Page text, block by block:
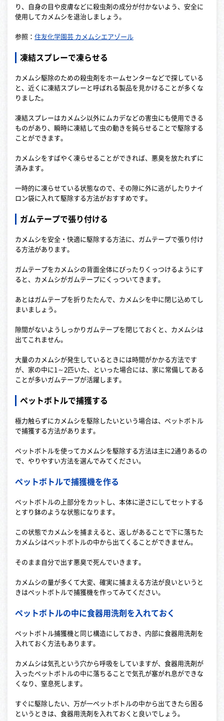
り、自身の目や皮膚などに殺虫剤の成分が付かないよう、安全に
使用してカメムシを退治しましょう。
参照： 住友化学園芸 カメムシエアゾール
凍結スプレーで凍らせる
カメムシ駆除のための殺虫剤をホームセンターなどで探している
と、近くに凍結スプレーと呼ばれる製品を見かけることが多くな
りました。
凍結スプレーはカメムシ以外にムカデなどの害虫にも使用できる
ものがあり、瞬時に凍結して虫の動きを鈍らせることで駆除する
ことができます。
カメムシをすばやく凍らせることができれば、悪臭を放たれずに
済みます。
一時的に凍らせている状態なので、その隙に外に逃がしたりナイ
ロン袋に入れて駆除する方法がおすすめです。
ガムテープで張り付ける
カメムシを安全・快適に駆除する方法に、ガムテープで張り付け
る方法があります。
ガムテープをカメムシの背面全体にぴったりくっつけるようにす
ると、カメムシがガムテープにくっついてきます。
あとはガムテープを折りたたんで、カメムシを中に閉じ込めてし
まいましょう。
隙間がないようしっかりガムテープを閉じておくと、カメムシは
出てこれません。
大量のカメムシが発生しているときには時間がかかる方法です
が、家の中に1～2匹いた、といった場合には、家に常備してある
ことが多いガムテープが活躍します。
ペットボトルで捕獲する
極力触らずにカメムシを駆除したいという場合は、ペットボトル
で捕獲する方法があります。
ペットボトルを使ってカメムシを駆除する方法は主に2通りあるの
で、やりやすい方法を選んでみてください。
ペットボトルで捕獲機を作る
ペットボトルの上部分をカットし、本体に逆さにしてセットする
とすり鉢のような状態になります。
この状態でカメムシを捕まえると、返しがあることで下に落ちた
カメムシはペットボトルの中から出てくることができません。
そのまま自分で出す悪臭で死んでいきます。
カメムシの量が多くて大変、確実に捕まえる方法が良いというと
きはペットボトルで捕獲機を作ってみてください。
ペットボトルの中に食器用洗剤を入れておく
ペットボトル捕獲機と同じ構造にしておき、内部に食器用洗剤を
入れておく方法もあります。
カメムシは気孔という穴から呼吸をしていますが、食器用洗剤が
入ったペットボトルの中に落ちることで気孔が塞がれ息ができな
くなり、窒息死します。
すぐに駆除したい、万が一ペットボトルの中から出てきたら困る
というときは、食器用洗剤を入れておくと良いでしょう。